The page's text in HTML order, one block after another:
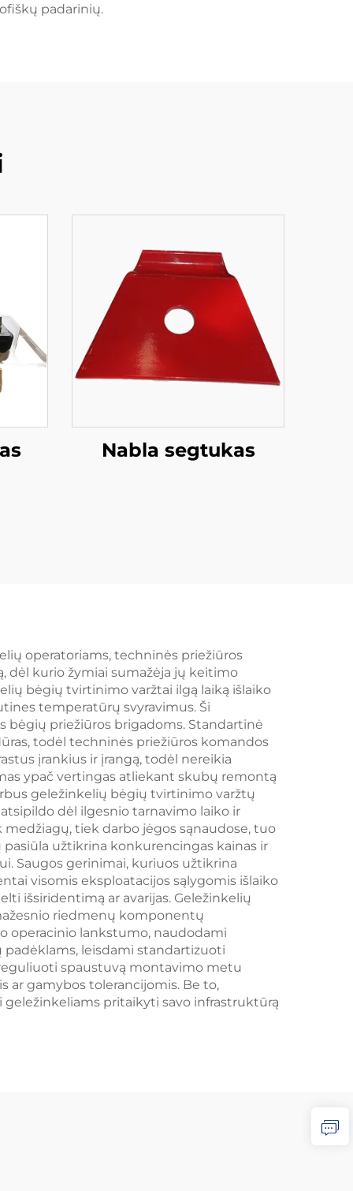
padarinių.
Nabla segtukas
operatoriams, techninės priežiūros
dėl kurio žymiai sumažėja jų keitimo
bėgių tvirtinimo varžtai ilgą laiką išlaiko
temperatūrų svyravimus. Ši
bėgių priežiūros brigadoms. Standartinė
todėl techninės priežiūros komandos
įrankius ir įrangą, todėl nereikia
ypač vertingas atliekant skubų remontą
geležinkelių bėgių tvirtinimo varžtų
dėl ilgesnio tarnavimo laiko ir
tiek darbo jėgos sąnaudose, tuo
užtikrina konkurencingas kainas ir
Saugos gerinimai, kuriuos užtikrina
visomis eksploatacijos sąlygomis išlaiko
išsiridentimą ar avarijas. Geležinkelių
riedmenų komponentų
operacinio lankstumo, naudodami
leisdami standartizuoti
spaustuvą montavimo metu
ar gamybos tolerancijomis. Be to,
pritaikyti savo infrastruktūrą